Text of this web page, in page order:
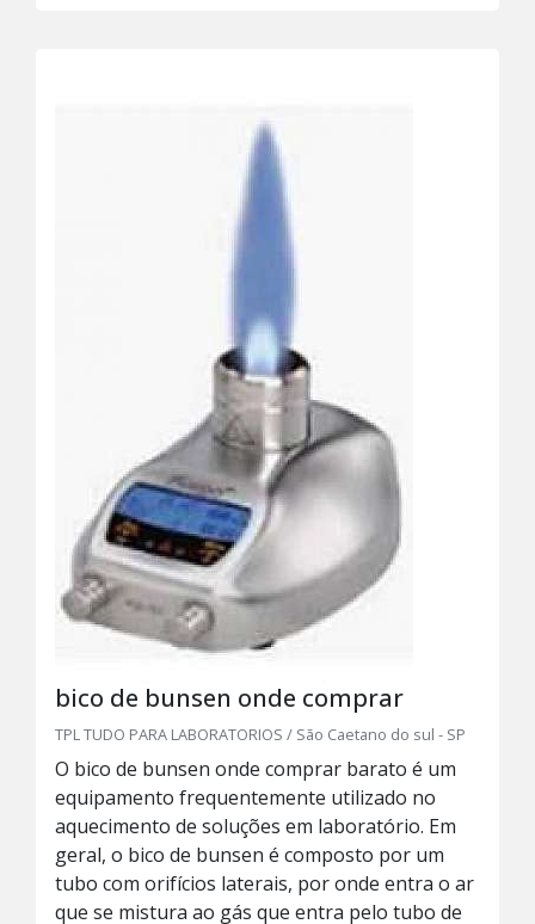
bico de bunsen onde comprar
TPL TUDO PARA LABORATORIOS / São Caetano do sul - SP
O bico de bunsen onde comprar barato é um
equipamento frequentemente utilizado no
aquecimento de soluções em laboratório. Em
geral, o bico de bunsen é composto por um
tubo com orifícios laterais, por onde entra o ar
que se mistura ao gás que entra pelo tubo de